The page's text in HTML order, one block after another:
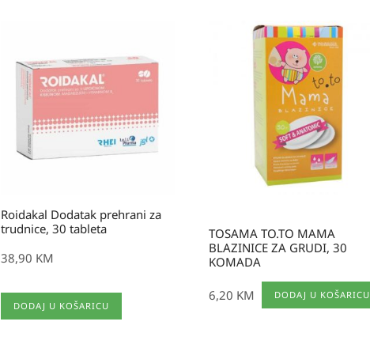
Roidakal Dodatak prehrani za
trudnice, 30 tableta
38,90 KM
DODAJ U KOŠARICU
TOSAMA TO.TO MAMA
BLAZINICE ZA GRUDI, 30
KOMADA
6,20 KM DODAJ U KOŠARICU